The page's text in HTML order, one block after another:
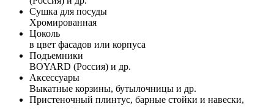
Сушка для посуды
Хромированная
Цоколь
в цвет фасадов или корпуса
Подъемники
BOYARD (Россия) и др.
Аксессуары
Выкатные корзины, бутылочницы и др.
Пристеночный плинтус, барные стойки и навески,